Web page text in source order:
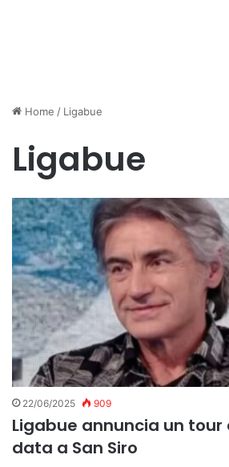
Home / Ligabue
Ligabue
22/06/2025 909
Ligabue annuncia un tour
data a San Siro